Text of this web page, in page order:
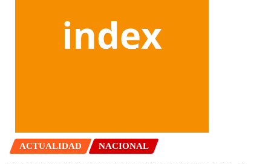
ACTUALIDAD NACIONAL